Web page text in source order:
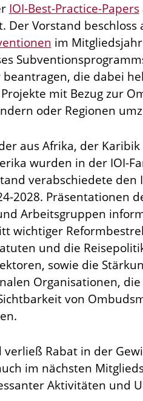
IOI-Best-Practice-Papers
Der Vorstand
im
beantragen, die dabei
mit Bezug zur
oder Regionen
aus Afrika, der
wurden in der IOI-
verabschiedete den
2028. Präsentationen
Arbeitsgruppen
wichtiger
und die
sowie die
Organisationen,
von
verließ Rabat in der
im nächsten
Aktivitäten und